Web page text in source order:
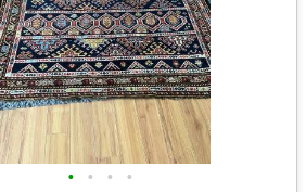
• • • •